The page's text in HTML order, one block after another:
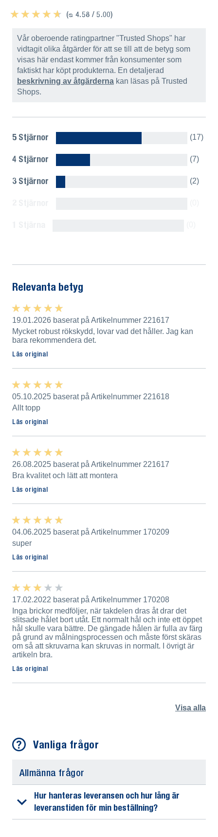
★ ★ ★ ★ ★
★ ★ ★ ★ ★ (ᴓ 4.58 / 5.00)
Vår oberoende ratingpartner "Trusted Shops" har
vidtagit olika åtgärder för att se till att de betyg som
visas här endast kommer från konsumenter som
faktiskt har köpt produkterna. En detaljerad
beskrivning av åtgärderna kan läsas på Trusted
Shops.
5 Stjärnor (17)
4 Stjärnor (7)
3 Stjärnor (2)
Relevanta betyg
★ ★ ★ ★ ★
★ ★ ★ ★ ★
19.01.2026 baserat på Artikelnummer 221617
Mycket robust rökskydd, lovar vad det håller. Jag kan
bara rekommendera det.
Läs original
★ ★ ★ ★ ★
★ ★ ★ ★ ★
05.10.2025 baserat på Artikelnummer 221618
Allt topp
Läs original
★ ★ ★ ★ ★
★ ★ ★ ★ ★
26.08.2025 baserat på Artikelnummer 221617
Bra kvalitet och lätt att montera
Läs original
★ ★ ★ ★ ★
★ ★ ★ ★ ★
04.06.2025 baserat på Artikelnummer 170209
super
Läs original
★ ★ ★ ★ ★
★ ★ ★ ★ ★
17.02.2022 baserat på Artikelnummer 170208
Inga brickor medföljer, när takdelen dras åt drar det
slitsade hålet bort utåt. Ett normalt hål och inte ett öppet
hål skulle vara bättre. De gängade hålen är fulla av färg
på grund av målningsprocessen och måste först skäras
om så att skruvarna kan skruvas in normalt. I övrigt är
artikeln bra.
Läs original
Visa alla
Vanliga frågor
Allmänna frågor
Hur hanteras leveransen och hur lång är
leveranstiden för min beställning?